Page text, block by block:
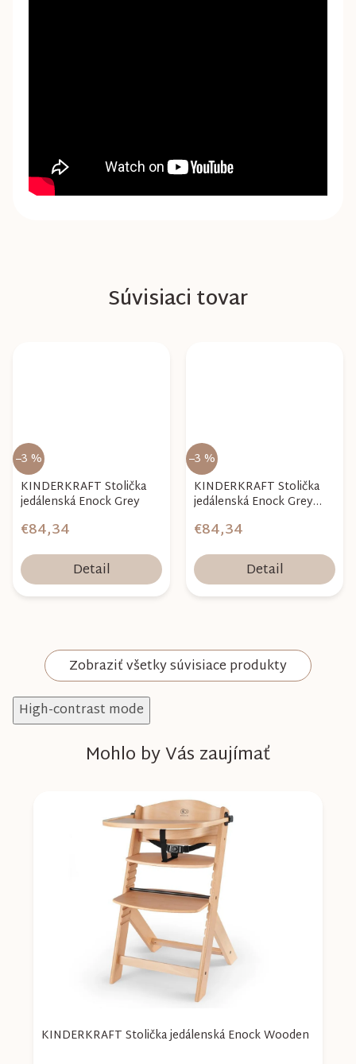
Súvisiaci tovar
–3 %
KINDERKRAFT Stolička
jedálenská Enock Grey
€84,34
Detail
–3 %
KINDERKRAFT Stolička
jedálenská Enock Grey
€84,34
Detail
Zobraziť všetky súvisiace produkty
High-contrast mode
Mohlo by Vás zaujímať
KINDERKRAFT Stolička jedálenská Enock Wooden